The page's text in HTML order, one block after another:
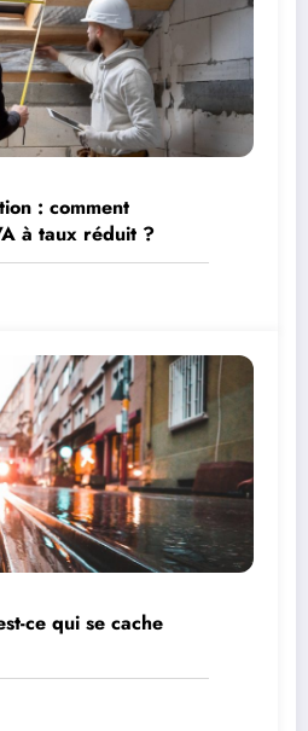
: comment
à taux réduit ?
ce qui se cache